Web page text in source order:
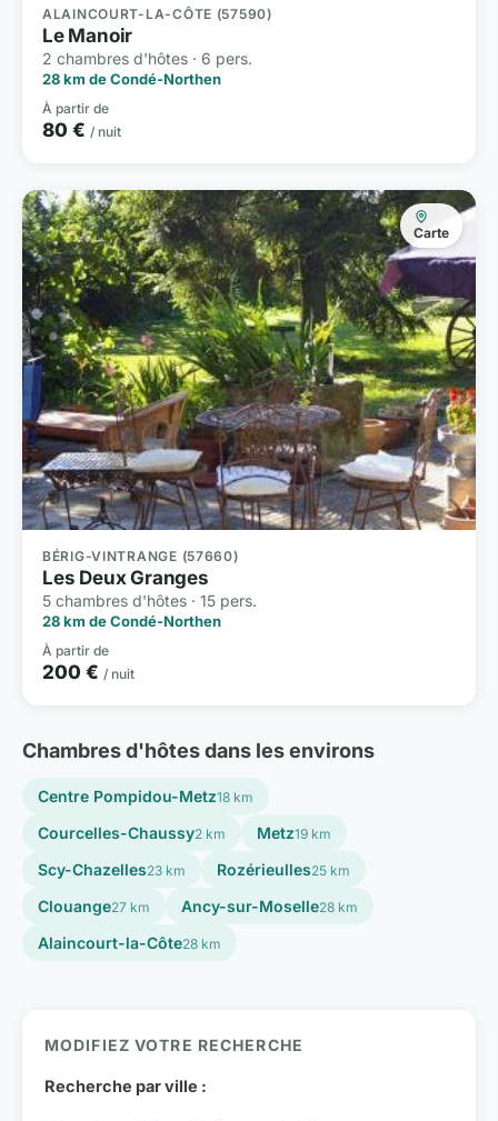
ALAINCOURT-LA-CÔTE (57590)
Le Manoir
2 chambres d'hôtes · 6 pers.
28 km de Condé-Northen
À partir de
80 € / nuit
Carte
BÉRIG-VINTRANGE (57660)
Les Deux Granges
5 chambres d'hôtes · 15 pers.
28 km de Condé-Northen
À partir de
200 € / nuit
Chambres d'hôtes dans les environs
Centre Pompidou-Metz18 km
Courcelles-Chaussy2 km Metz19 km
Scy-Chazelles23 km Rozérieulles25 km
Clouange27 km Ancy-sur-Moselle28 km
Alaincourt-la-Côte28 km
MODIFIEZ VOTRE RECHERCHE
Recherche par ville :